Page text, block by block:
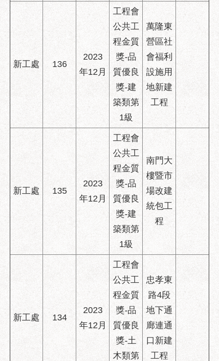
新工處 136
2023
年12月
工程會
公共工
程金質
獎-品
質優良
獎-建
築類第
1級
萬隆東
營區社
會福利
設施用
地新建
工程
新工處 135
2023
年12月
工程會
公共工
程金質
獎-品
質優良
獎-建
築類第
1級
南門大
樓暨市
場改建
統包工
程
新工處 134
2023
年12月
工程會
公共工
程金質
獎-品
質優良
獎-土
木類第
忠孝東
路4段
地下通
廊連通
口新建
工程